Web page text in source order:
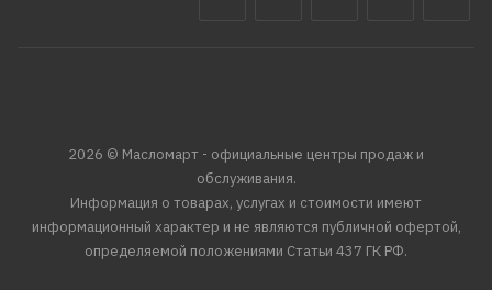
2026 © Масломарт - официальные центры продаж и
обслуживания.
Информация о товарах, услугах и стоимости имеют
информационный характер и не являются публичной офертой,
определяемой положениями Статьи 437 ГК РФ.